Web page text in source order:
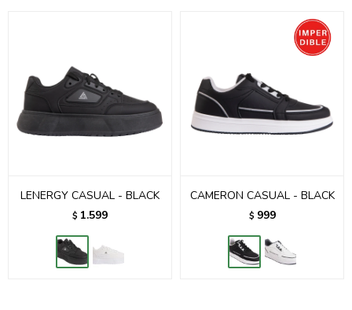
LENERGY CASUAL - BLACK
$ 1.599
CAMERON CASUAL - BLACK
$ 999